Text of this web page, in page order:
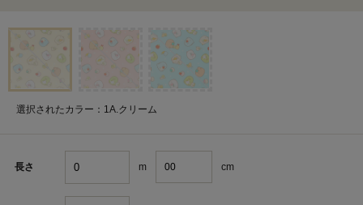
選択されたカラー：1A.クリーム
長さ m cm